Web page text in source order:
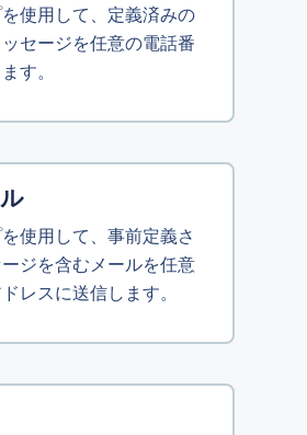
使用して、定義済みの
セージを任意の電話番
す。
使用して、事前定義さ
ジを含むメールを任意
レスに送信します。